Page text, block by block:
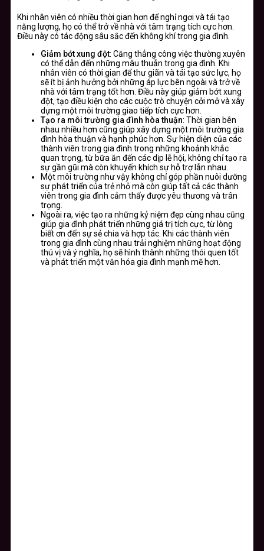
Khi nhân viên có nhiều thời gian hơn để nghỉ ngơi và tái tạo
năng lượng, họ có thể trở về nhà với tâm trạng tích cực hơn.
Điều này có tác động sâu sắc đến không khí trong gia đình.
Giảm bớt xung đột: Căng thẳng công việc thường xuyên
có thể dẫn đến những mâu thuẫn trong gia đình. Khi
nhân viên có thời gian để thư giãn và tái tạo sức lực, họ
sẽ ít bị ảnh hưởng bởi những áp lực bên ngoài và trở về
nhà với tâm trạng tốt hơn. Điều này giúp giảm bớt xung
đột, tạo điều kiện cho các cuộc trò chuyện cởi mở và xây
dựng một môi trường giao tiếp tích cực hơn.
Tạo ra môi trường gia đình hòa thuận: Thời gian bên
nhau nhiều hơn cũng giúp xây dựng một môi trường gia
đình hòa thuận và hạnh phúc hơn. Sự hiện diện của các
thành viên trong gia đình trong những khoảnh khắc
quan trọng, từ bữa ăn đến các dịp lễ hội, không chỉ tạo ra
sự gần gũi mà còn khuyến khích sự hỗ trợ lẫn nhau.
Một môi trường như vậy không chỉ góp phần nuôi dưỡng
sự phát triển của trẻ nhỏ mà còn giúp tất cả các thành
viên trong gia đình cảm thấy được yêu thương và trân
trọng.
Ngoài ra, việc tạo ra những kỷ niệm đẹp cùng nhau cũng
giúp gia đình phát triển những giá trị tích cực, từ lòng
biết ơn đến sự sẻ chia và hợp tác. Khi các thành viên
trong gia đình cùng nhau trải nghiệm những hoạt động
thú vị và ý nghĩa, họ sẽ hình thành những thói quen tốt
và phát triển một văn hóa gia đình mạnh mẽ hơn.